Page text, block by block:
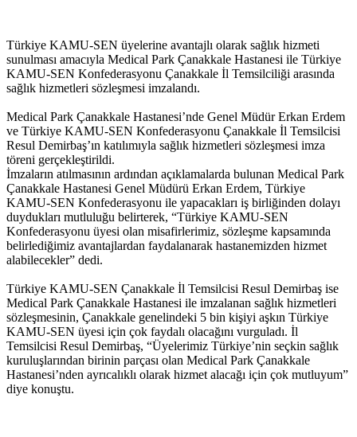
Türkiye KAMU-SEN üyelerine avantajlı olarak sağlık hizmeti
sunulması amacıyla Medical Park Çanakkale Hastanesi ile Türkiye
KAMU-SEN Konfederasyonu Çanakkale İl Temsilciliği arasında
sağlık hizmetleri sözleşmesi imzalandı.
Medical Park Çanakkale Hastanesi’nde Genel Müdür Erkan Erdem
ve Türkiye KAMU-SEN Konfederasyonu Çanakkale İl Temsilcisi
Resul Demirbaş’ın katılımıyla sağlık hizmetleri sözleşmesi imza
töreni gerçekleştirildi.
İmzaların atılmasının ardından açıklamalarda bulunan Medical Park
Çanakkale Hastanesi Genel Müdürü Erkan Erdem, Türkiye
KAMU-SEN Konfederasyonu ile yapacakları iş birliğinden dolayı
duydukları mutluluğu belirterek, “Türkiye KAMU-SEN
Konfederasyonu üyesi olan misafirlerimiz, sözleşme kapsamında
belirlediğimiz avantajlardan faydalanarak hastanemizden hizmet
alabilecekler” dedi.
Türkiye KAMU-SEN Çanakkale İl Temsilcisi Resul Demirbaş ise
Medical Park Çanakkale Hastanesi ile imzalanan sağlık hizmetleri
sözleşmesinin, Çanakkale genelindeki 5 bin kişiyi aşkın Türkiye
KAMU-SEN üyesi için çok faydalı olacağını vurguladı. İl
Temsilcisi Resul Demirbaş, “Üyelerimiz Türkiye’nin seçkin sağlık
kuruluşlarından birinin parçası olan Medical Park Çanakkale
Hastanesi’nden ayrıcalıklı olarak hizmet alacağı için çok mutluyum”
diye konuştu.